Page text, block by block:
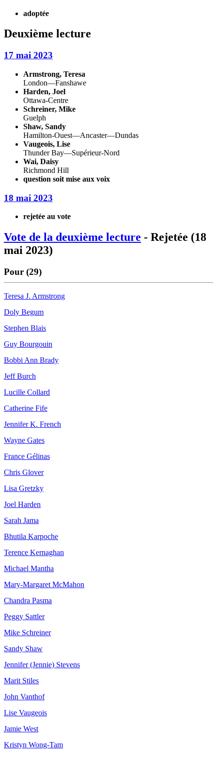
adoptée
Deuxième lecture
17 mai 2023
Armstrong, Teresa
London—Fanshawe
Harden, Joel
Ottawa-Centre
Schreiner, Mike
Guelph
Shaw, Sandy
Hamilton-Ouest—Ancaster—Dundas
Vaugeois, Lise
Thunder Bay—Supérieur-Nord
Wai, Daisy
Richmond Hill
question soit mise aux voix
18 mai 2023
rejetée au vote
Vote de la deuxième lecture - Rejetée (18
mai 2023)
Pour (29)
Teresa J. Armstrong
Doly Begum
Stephen Blais
Guy Bourgouin
Bobbi Ann Brady
Jeff Burch
Lucille Collard
Catherine Fife
Jennifer K. French
Wayne Gates
France Gélinas
Chris Glover
Lisa Gretzky
Joel Harden
Sarah Jama
Bhutila Karpoche
Terence Kernaghan
Michael Mantha
Mary-Margaret McMahon
Chandra Pasma
Peggy Sattler
Mike Schreiner
Sandy Shaw
Jennifer (Jennie) Stevens
Marit Stiles
John Vanthof
Lise Vaugeois
Jamie West
Kristyn Wong-Tam